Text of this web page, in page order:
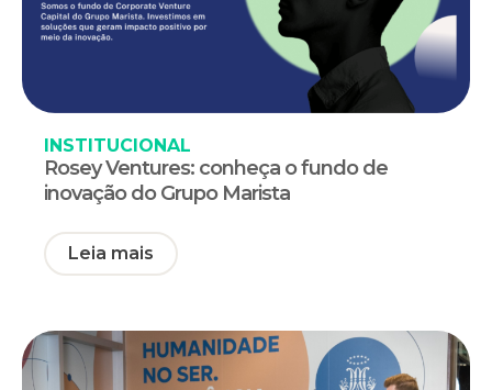
INSTITUCIONAL
Rosey Ventures: conheça o fundo de
inovação do Grupo Marista
Leia mais